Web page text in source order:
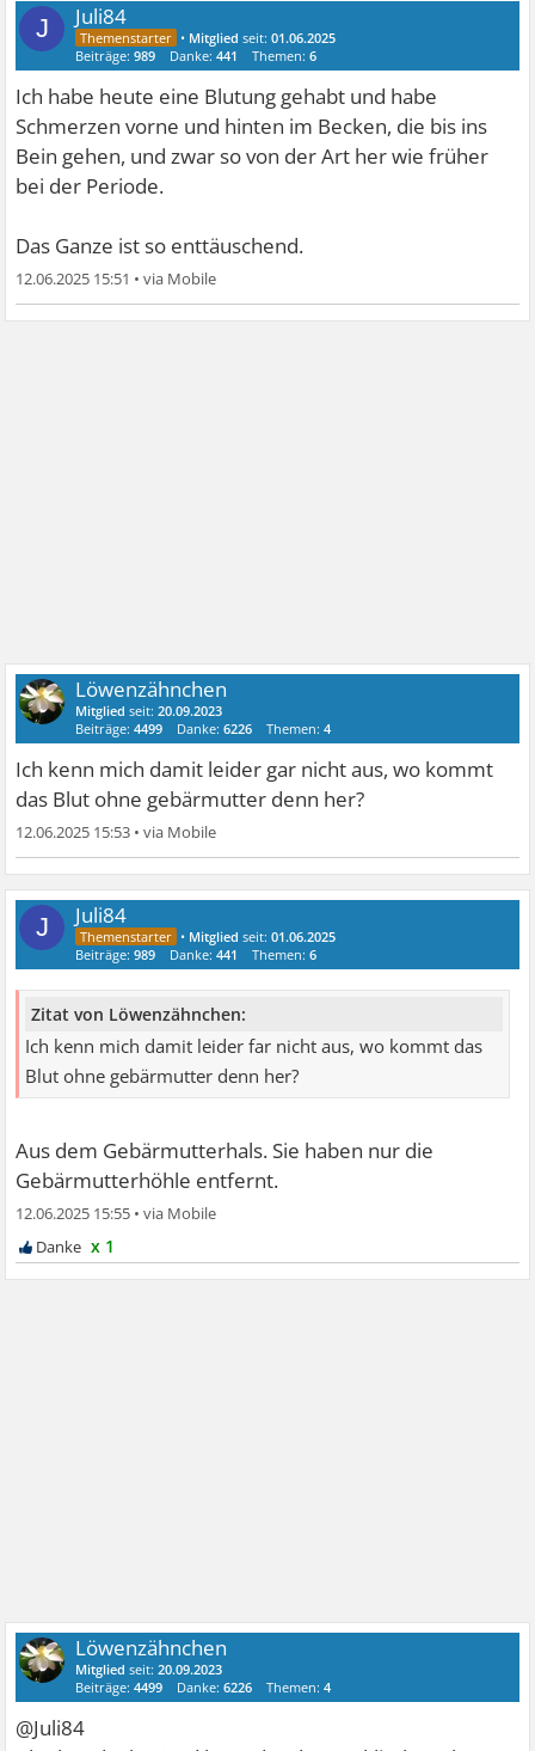
J Juli84
• Mitglied seit:01.06.2025
Beiträge:989 Danke:441 Themen:6
Ich habe heute eine Blutung gehabt und habe
Schmerzen vorne und hinten im Becken, die bis ins
Bein gehen, und zwar so von der Art her wie früher
bei der Periode.
Das Ganze ist so enttäuschend.
12.06.2025 15:51 •
Löwenzähnchen
Mitglied seit:20.09.2023
Beiträge:4499 Danke:6226 Themen:4
Ich kenn mich damit leider gar nicht aus, wo kommt
das Blut ohne gebärmutter denn her?
12.06.2025 15:53 •
J Juli84
• Mitglied seit:01.06.2025
Beiträge:989 Danke:441 Themen:6
Zitat von Löwenzähnchen:
Ich kenn mich damit leider far nicht aus, wo kommt das
Blut ohne gebärmutter denn her?
Aus dem Gebärmutterhals. Sie haben nur die
Gebärmutterhöhle entfernt.
12.06.2025 15:55 •
x 1
Löwenzähnchen
Mitglied seit:20.09.2023
Beiträge:4499 Danke:6226 Themen:4
@Juli84